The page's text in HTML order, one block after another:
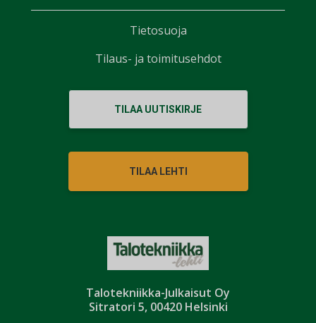
Talotekniikka-Julkaisut Oy
Sitratori 5, 00420 Helsinki
TILAA UUTISKIRJE
TILAA LEHTI
Tietosuoja
Tilaus- ja toimitusehdot